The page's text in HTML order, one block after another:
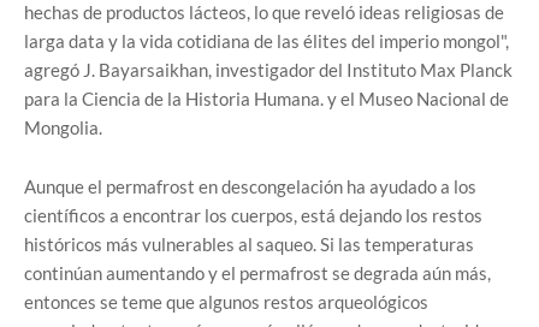
hechas de productos lácteos, lo que reveló ideas religiosas de
larga data y la vida cotidiana de las élites del imperio mongol",
agregó J. Bayarsaikhan, investigador del Instituto Max Planck
para la Ciencia de la Historia Humana. y el Museo Nacional de
Mongolia.
Aunque el permafrost en descongelación ha ayudado a los
científicos a encontrar los cuerpos, está dejando los restos
históricos más vulnerables al saqueo. Si las temperaturas
continúan aumentando y el permafrost se degrada aún más,
entonces se teme que algunos restos arqueológicos